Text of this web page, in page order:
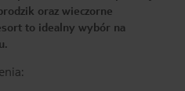
oraz wieczorne
to idealny wybór na